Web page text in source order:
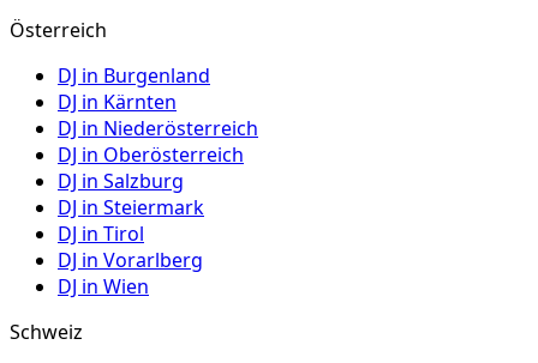
Österreich
DJ in Burgenland
DJ in Kärnten
DJ in Niederösterreich
DJ in Oberösterreich
DJ in Salzburg
DJ in Steiermark
DJ in Tirol
DJ in Vorarlberg
DJ in Wien
Schweiz